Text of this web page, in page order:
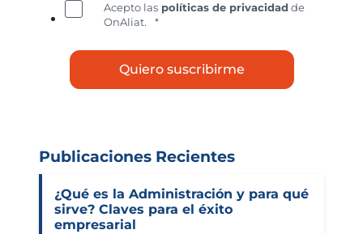
Acepto las políticas de privacidad de
OnAliat.
*
Publicaciones Recientes
¿Qué es la Administración y para qué
sirve? Claves para el éxito
empresarial